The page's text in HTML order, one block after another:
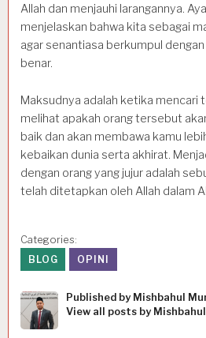
Allah dan menjauhi larangannya.
menjelaskan bahwa kita sebagai
agar senantiasa berkumpul
benar.
Maksudnya adalah ketika mencari
melihat apakah orang tersebut
baik dan akan membawa kamu
kebaikan dunia serta akhirat.
dengan orang yang jujur adalah
telah ditetapkan oleh Allah dalam
Categories:
BLOG
OPINI
Published by Mishbahul
View all posts by